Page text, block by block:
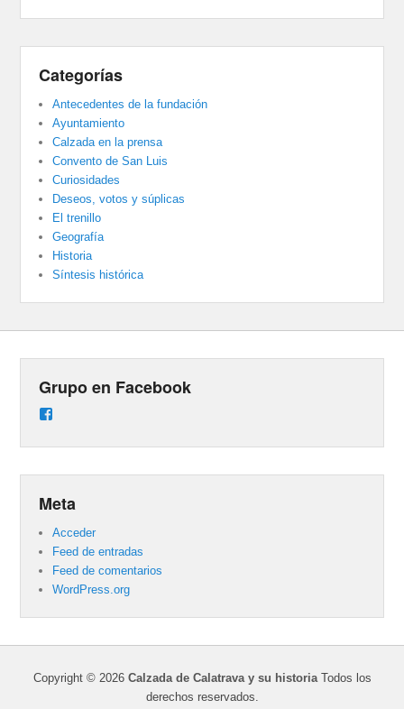
Categorías
Antecedentes de la fundación
Ayuntamiento
Calzada en la prensa
Convento de San Luis
Curiosidades
Deseos, votos y súplicas
El trenillo
Geografía
Historia
Síntesis histórica
Grupo en Facebook
Meta
Acceder
Feed de entradas
Feed de comentarios
WordPress.org
Copyright © 2026 Calzada de Calatrava y su historiaTodos los
derechos reservados.